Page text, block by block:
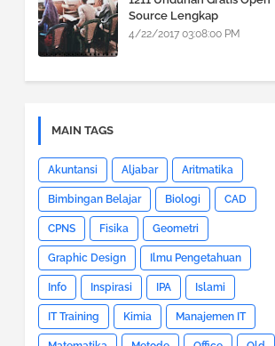
Source Lengkap
4/22/2017 03:08:00 PM
MAIN TAGS
Akuntansi Aljabar Aritmatika
Bimbingan Belajar Biologi CAD
CPNS Fisika Geometri
Graphic Design Ilmu Pengetahuan
Info Inspirasi IPA Islami
IT Training Kimia Manajemen IT